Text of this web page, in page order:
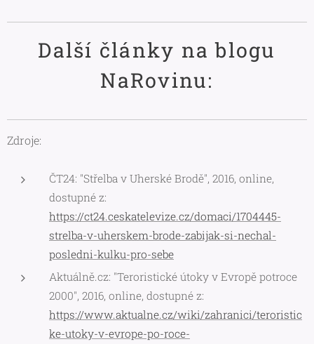
Další články na blogu
NaRovinu:
Zdroje:
ČT24: "Střelba v Uherské Brodě", 2016, online,
dostupné z:
https://ct24.ceskatelevize.cz/domaci/1704445-
strelba-v-uherskem-brode-zabijak-si-nechal-
posledni-kulku-pro-sebe
Aktuálně.cz: "Teroristické útoky v Evropě potroce
2000", 2016, online, dostupné z:
https://www.aktualne.cz/wiki/zahranici/teroristic
ke-utoky-v-evrope-po-roce-